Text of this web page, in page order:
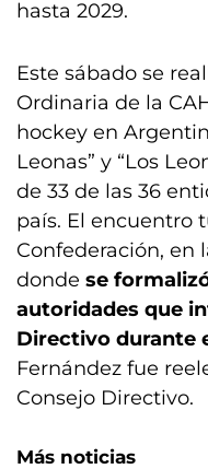
hasta 2029.
Este sábado se
Ordinaria de la
hockey en
Leonas” y “Los
de 33 de las 36
país. El encuentro
Confederación, en
donde se
autoridades que
Directivo durante
Fernández fue
Consejo Directivo.
Más noticias